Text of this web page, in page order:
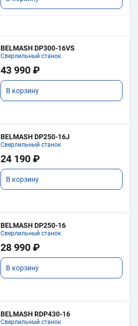
BELMASH DP300-16VS
Сверлильный станок
43 990 ₽
В корзину
BELMASH DP250-16J
Сверлильный станок
24 190 ₽
В корзину
BELMASH DP250-16
Сверлильный станок
28 990 ₽
В корзину
BELMASH RDP430-16
Сверлильный станок